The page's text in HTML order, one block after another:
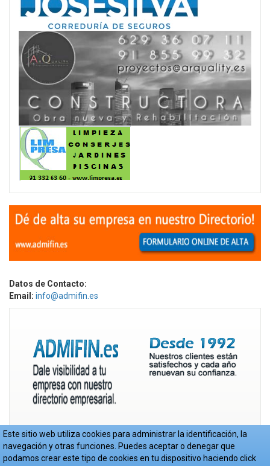
Datos de Contacto:
Email: info@admifin.es
Este sitio web utiliza cookies para administrar la identificación, la
navegación y otras funciones. Puedes aceptar o denegar que
podamos crear este tipo de cookies en tu dispositivo haciendo click